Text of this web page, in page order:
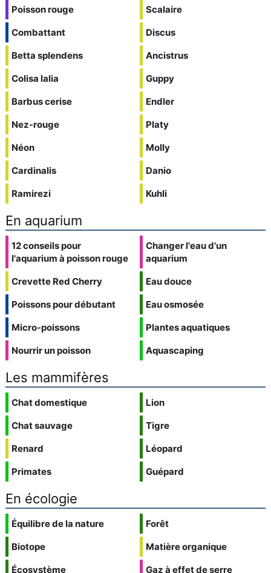
Poisson rouge
Combattant
Betta splendens
Colisa lalia
Barbus cerise
Nez-rouge
Néon
Cardinalis
Ramirezi
Scalaire
Discus
Ancistrus
Guppy
Endler
Platy
Molly
Danio
Kuhli
En aquarium
12 conseils pour
l'aquarium à poisson rouge
Crevette Red Cherry
Poissons pour débutant
Micro-poissons
Nourrir un poisson
Changer l'eau d'un
aquarium
Eau douce
Eau osmosée
Plantes aquatiques
Aquascaping
Les mammifères
Chat domestique
Chat sauvage
Renard
Primates
Lion
Tigre
Léopard
Guépard
En écologie
Équilibre de la nature
Biotope
Écosystème
Forêt
Matière organique
Gaz à effet de serre